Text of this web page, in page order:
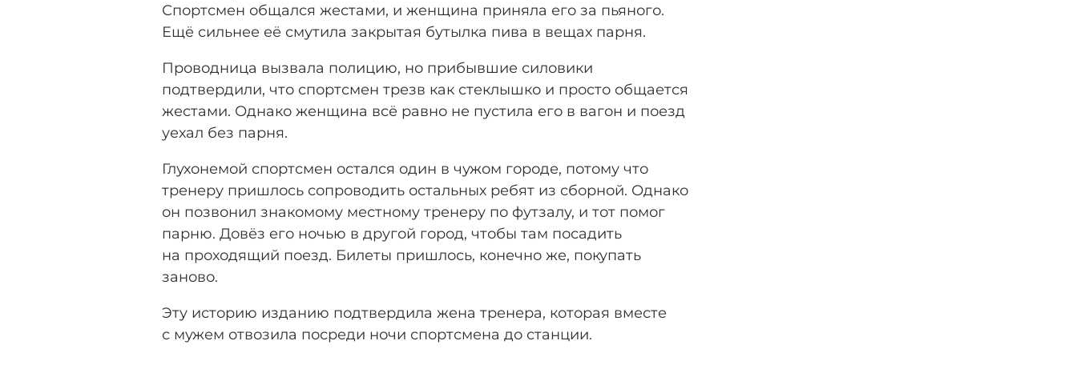
Спортсмен общался жестами, и женщина приняла его за пьяного.
Ещё сильнее её смутила закрытая бутылка пива в вещах парня.
Проводница вызвала полицию, но прибывшие силовики
подтвердили, что спортсмен трезв как стеклышко и просто общается
жестами. Однако женщина всё равно не пустила его в вагон и поезд
уехал без парня.
Глухонемой спортсмен остался один в чужом городе, потому что
тренеру пришлось сопроводить остальных ребят из сборной. Однако
он позвонил знакомому местному тренеру по футзалу, и тот помог
парню. Довёз его ночью в другой город, чтобы там посадить
на проходящий поезд. Билеты пришлось, конечно же, покупать
заново.
Эту историю изданию подтвердила жена тренера, которая вместе
с мужем отвозила посреди ночи спортсмена до станции.